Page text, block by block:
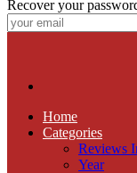
Recover your
Home
Categories
Reviews
Year